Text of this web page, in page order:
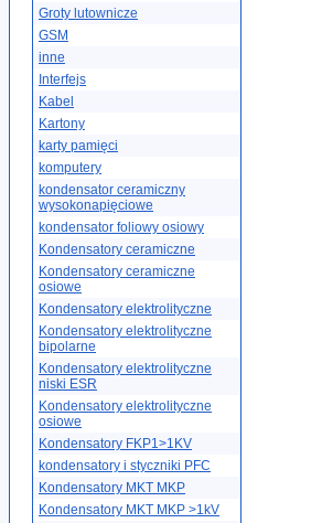
Groty lutownicze
GSM
inne
Interfejs
Kabel
Kartony
karty pamięci
komputery
kondensator ceramiczny
wysokonapięciowe
kondensator foliowy osiowy
Kondensatory ceramiczne
Kondensatory ceramiczne
osiowe
Kondensatory elektrolityczne
Kondensatory elektrolityczne
bipolarne
Kondensatory elektrolityczne
niski ESR
Kondensatory elektrolityczne
osiowe
Kondensatory FKP1>1KV
kondensatory i styczniki PFC
Kondensatory MKT MKP
Kondensatory MKT MKP >1kV